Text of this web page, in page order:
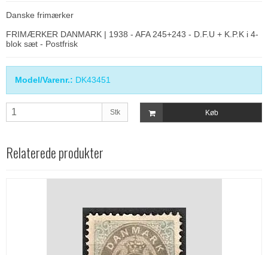
Danske frimærker
FRIMÆRKER DANMARK | 1938 - AFA 245+243 - D.F.U + K.P.K i 4-
blok sæt - Postfrisk
Model/Varenr.: DK43451
Stk Køb
Relaterede produkter